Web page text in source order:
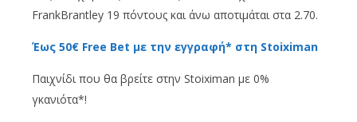
FrankBrantley 19 πόντους και άνω αποτιμάται στα 2.70.
Έως 50€ Free Bet με την εγγραφή* στη Stoiximan
Παιχνίδι που θα βρείτε στην Stoiximan με 0%
γκανιότα*!